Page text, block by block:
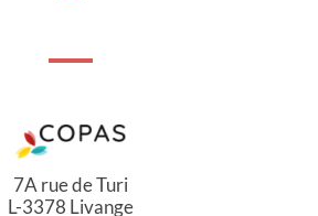
7A rue de Turi
L-3378 Livange